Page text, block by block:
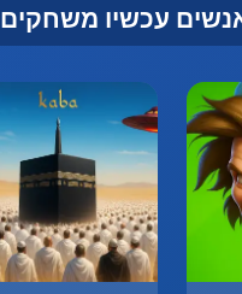
עכשיו משחקים